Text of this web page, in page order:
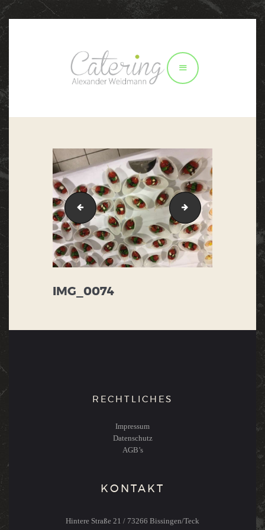
IMPRESSIONEN
REZEPTIDEEN
KONTAKT
IMG_1086 IMG_0076
IMG_0074
RECHTLICHES
Impressum
Datenschutz
AGB’s
KONTAKT
Hintere Straße 21 / 73266 Bissingen/Teck